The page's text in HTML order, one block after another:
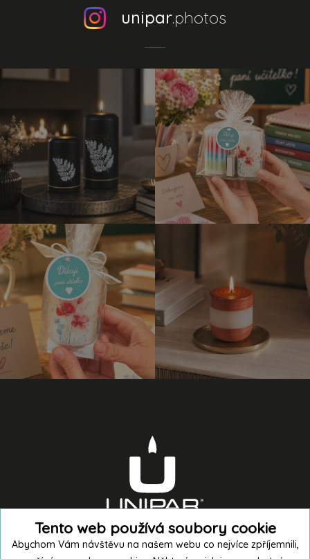
unipar.photos
Tento web používá soubory cookie
Abychom Vám návštěvu na našem webu co nejvíce zpříjemnili,